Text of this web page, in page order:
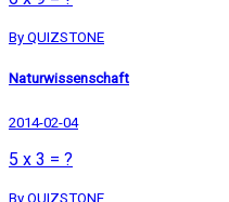
By QUIZSTONE
Naturwissenschaft
2014-02-04
5 x 3 = ?
By QUIZSTONE